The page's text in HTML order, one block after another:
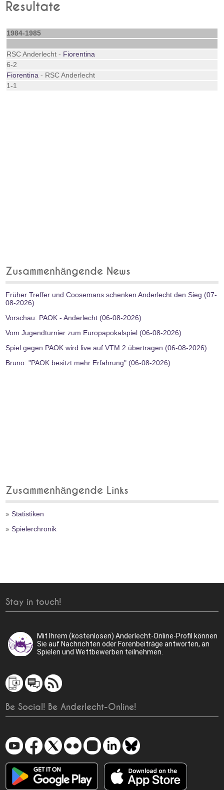
Resultate
1984-1985
RSC Anderlecht - Fiorentina
6-2
Fiorentina - RSC Anderlecht
1-1
Zusammenhängende News
Früher Treffer und Coosemans schenken Anderlecht den Sieg (07-
08-2026)
Vorschau: PAOK - Anderlecht (06-08-2026)
Vom Jugendturnier zum Europapokalspiel (06-08-2026)
Spiel gegen PAOK wird live auf VTM 2 übertragen (06-08-2026)
Bruno: "PAOK besitzt mehr Erfahrung" (06-08-2026)
Zusammenhängende Links
»Statistiken
»Spielerchronik
Stay in touch!
Mit Ihrem (kostenlosen) Anderlecht-Online-Profil können
Sie auf Nachrichten oder Forenbeiträge antworten, an
Spielen und Wettbewerben teilnehmen.
Be Social! Be Anderlecht-Online!